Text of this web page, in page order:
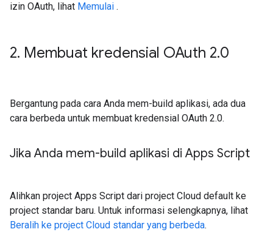
izin OAuth, lihat Memulai .
2. Membuat kredensial OAuth 2.0
Bergantung pada cara Anda mem-build aplikasi, ada dua
cara berbeda untuk membuat kredensial OAuth 2.0.
Jika Anda mem-build aplikasi di Apps Script
Alihkan project Apps Script dari project Cloud default ke
project standar baru. Untuk informasi selengkapnya, lihat
Beralih ke project Cloud standar yang berbeda.